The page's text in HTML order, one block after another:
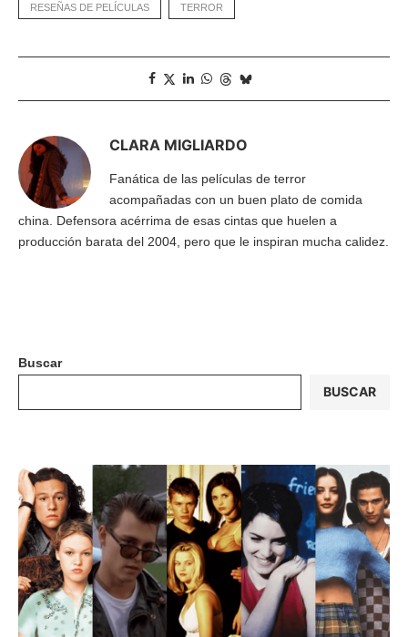
RESEÑAS DE PELÍCULAS TERROR
CLARA MIGLIARDO
Fanática de las películas de terror
acompañadas con un buen plato de comida
china. Defensora acérrima de esas cintas que huelen a
producción barata del 2004, pero que le inspiran mucha calidez.
Buscar
BUSCAR